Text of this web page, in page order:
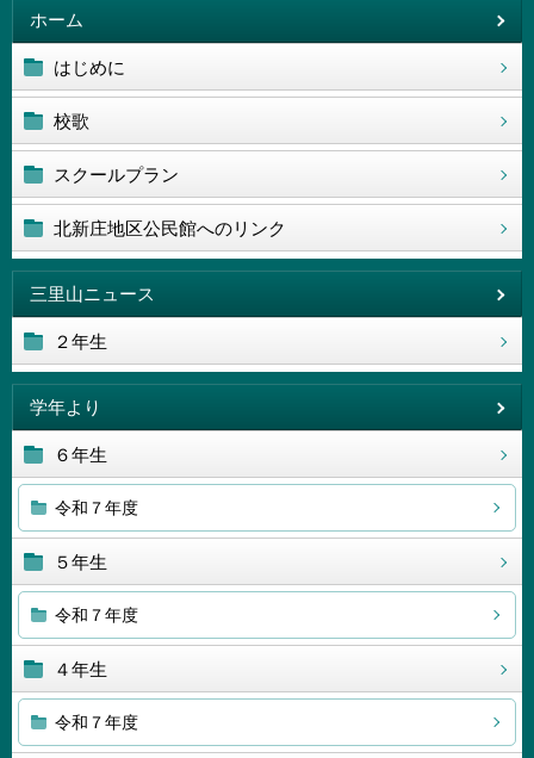
ホーム
はじめに
校歌
スクールプラン
北新庄地区公民館へのリンク
三里山ニュース
２年生
学年より
６年生
令和７年度
５年生
令和７年度
４年生
令和７年度